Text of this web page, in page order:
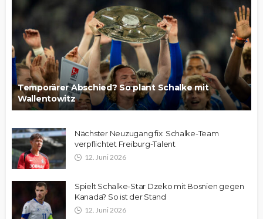
Temporärer Abschied? So plant Schalke mit
Wallentowitz
Nächster Neuzugang fix: Schalke-Team
verpflichtet Freiburg-Talent
12. Juni 2026
Spielt Schalke-Star Dzeko mit Bosnien gegen
Kanada? So ist der Stand
12. Juni 2026